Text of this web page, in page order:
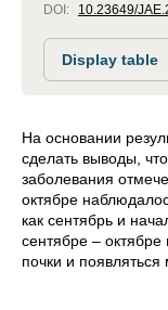
DOI: 10.23649/
Display table
На основании
сделать выводы,
заболевания
октябре
как сентябрь и
сентябре – октябре
почки и